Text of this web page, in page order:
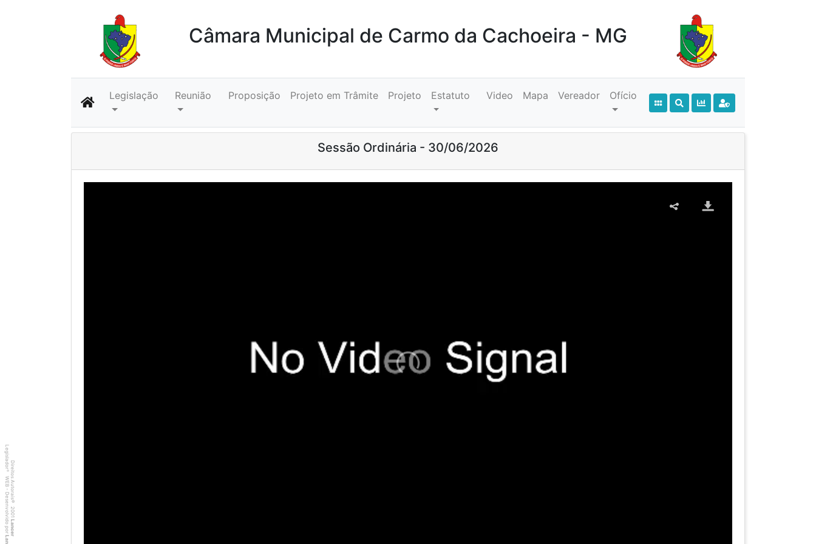
Câmara Municipal de Carmo da Cachoeira - MG
Legislação Reunião Proposição Projeto em Trâmite Projeto Estatuto Video Mapa Vereador Ofício
Sessão Ordinária - 30/06/2026
Direitos Autorais
©
2001
Lancer
Legislador
®
WEB - Desenvolvido por